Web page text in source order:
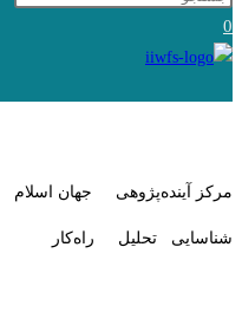
search
0
مرکز آینده‌پژوهی جهان اسلام
شناسایی تحلیل راه‌کار